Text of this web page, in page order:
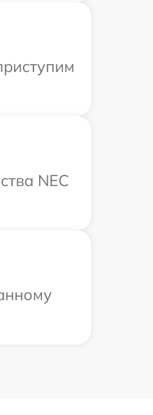
NEC